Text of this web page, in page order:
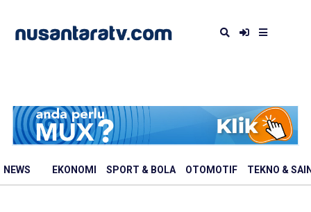
NEWS EKONOMI SPORT & BOLA OTOMOTIF TEKNO &